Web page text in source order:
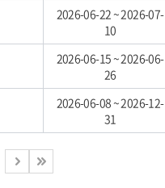
2026-06-22 ~ 2026-07-
10
2026-06-15 ~ 2026-06-
26
2026-06-08 ~ 2026-12-
31